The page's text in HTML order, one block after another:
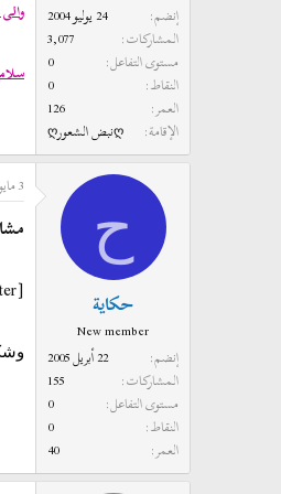
إنضم
24 يوليو 2004
المشاركات
3,077
مستوى التفاعل
0
النقاط
0
العمر
126
الإقامة
ღنبض الشعورღ
ح
حكاية
New member
إنضم
22 أبريل 2005
المشاركات
155
مستوى التفاعل
0
النقاط
0
العمر
40
3 مايو 2005
[align=center]